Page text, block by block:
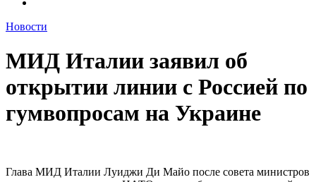
Новости
МИД Италии заявил об
открытии линии с Россией по
гумвопросам на Украине
Глава МИД Италии Луиджи Ди Майо после совета министров